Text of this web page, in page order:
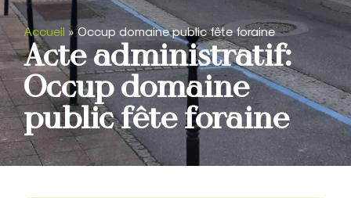
Accueil »Occup domaine public fête foraine
Acte administratif:
Occup domaine
public fête foraine